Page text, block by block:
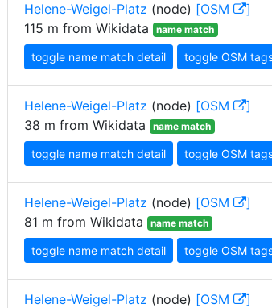
Helene-Weigel-Platz (node) [OSM
]
115 m from Wikidata
name match
toggle name match detail toggle OSM
Helene-Weigel-Platz (node) [OSM
]
38 m from Wikidata
name match
toggle name match detail toggle OSM
Helene-Weigel-Platz (node) [OSM
]
81 m from Wikidata
name match
toggle name match detail toggle OSM
Helene-Weigel-Platz (node) [OSM
]